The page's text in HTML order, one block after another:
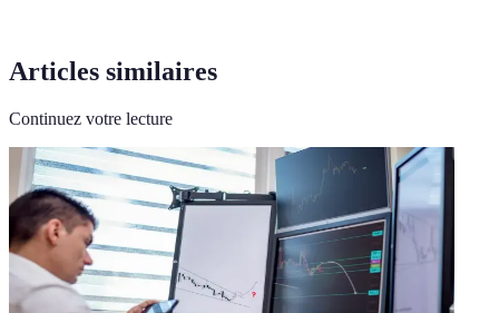
Articles similaires
Continuez votre lecture